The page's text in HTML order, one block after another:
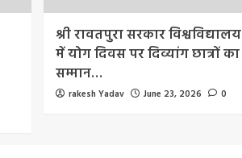
श्री रावतपुरा सरकार विश्वविद्यालय
में योग दिवस पर दिव्यांग छात्रों का
सम्मान…
rakesh Yadav June 23, 2026 0